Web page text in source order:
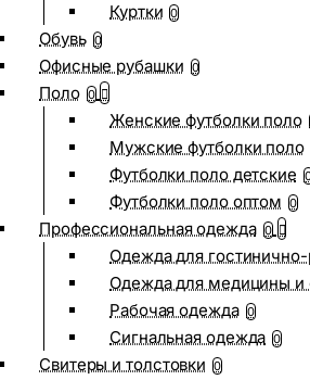
Куртки 0
Обувь 0
Офисные рубашки 0
Поло 0
Женские футболки поло
Мужские футболки поло
Футболки поло детские
Футболки поло оптом 0
Профессиональная одежда 0
Одежда для
Одежда для медицины и
Рабочая одежда 0
Сигнальная одежда 0
Свитеры и толстовки 0